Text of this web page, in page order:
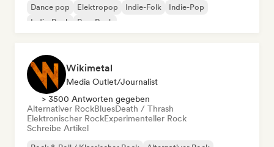
Dance pop Elektropop Indie-Folk
Indie-Pop
Indie-Rock
Pop-Rock
Wikimetal
Media Outlet/Journalist
> 3500 Antworten gegeben
Alternativer RockBluesDeath / Thrash
Elektronischer RockExperimenteller Rock
Schreibe Artikel